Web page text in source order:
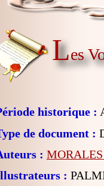
Les
historique :
de document :
:
: